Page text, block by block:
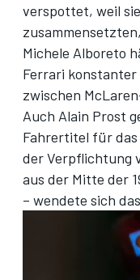
verspottet, weil
Michele Alboreto
Ferrari
zwischen
Auch Alain Prost
Fahrertitel für das
der Verpflichtung
aus der Mitte der
– wendete sich